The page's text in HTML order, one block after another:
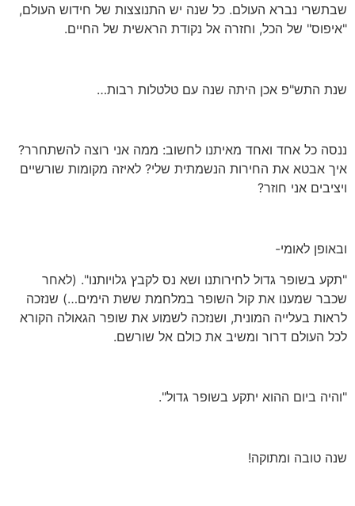
שבתשרי נברא העולם. כל שנה יש התנוצצות של חידוש העולם,
"איפוס" של הכל, וחזרה אל נקודת הראשית של החיים.
שנת התש"פ אכן היתה שנה עם טלטלות רבות…
ננסה כל אחד ואחד מאיתנו לחשוב: ממה אני רוצה להשתחרר?
איך אבטא את החירות הנשמתית שלי? לאיזה מקומות שורשיים
ויציבים אני חוזר?
ובאופן לאומי-
"תקע בשופר גדול לחירותנו ושא נס לקבץ גלויותנו". (לאחר
שכבר שמענו את קול השופר במלחמת ששת הימים…) שנזכה
לראות בעלייה המונית, ושנזכה לשמוע את שופר הגאולה הקורא
לכל העולם דרור ומשיב את כולם אל שורשם.
"והיה ביום ההוא יתקע בשופר גדול".
שנה טובה ומתוקה!